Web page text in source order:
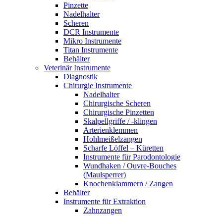
Pinzette
Nadelhalter
Scheren
DCR Instrumente
Mikro Instrumente
Titan Instrumente
Behälter
Veterinär Instrumente
Diagnostik
Chirurgie Instrumente
Nadelhalter
Chirurgische Scheren
Chirurgische Pinzetten
Skalpellgriffe / -klingen
Arterienklemmen
Hohlmeißelzangen
Scharfe Löffel – Küretten
Instrumente für Parodontologie
Wundhaken / Ouvre-Bouches
(Maulsperrer)
Knochenklammern / Zangen
Behälter
Instrumente für Extraktion
Zahnzangen